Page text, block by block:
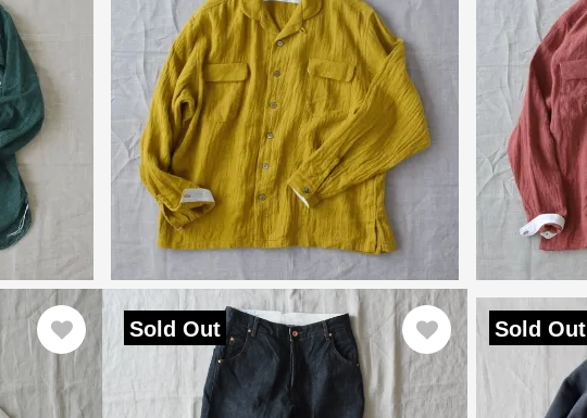
Sold Out Sold Out